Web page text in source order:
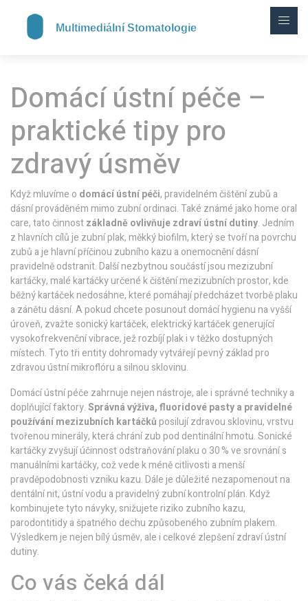
Domácí ústní péče –
praktické tipy pro
zdravý úsměv
Když mluvíme o domácí ústní péči,pravidelném čištění zubů a
dásní prováděném mimo zubní ordinaci. Také známé jakohome oral
care, tato činnostzákladně ovlivňuje zdraví ústní dutiny. Jedním
z hlavních cílů je zubní plak,měkký biofilm, který se tvoří na povrchu
zubů a je hlavní příčinou zubního kazu a onemocnění dásní
pravidelně odstranit. Další nezbytnou součástí jsoumezizubní
kartáčky,malé kartáčky určené k čištění mezizubních prostor, kde
běžný kartáček nedosáhne, které pomáhají předcházet tvorbě plaku
a zánětu dásní. A pokud chcete posunout domácí hygienu na vyšší
úroveň, zvažte sonický kartáček, elektrický kartáček generující
vysokofrekvenční vibrace, jež rozbíjí plak i v těžko dostupných
místech. Tyto tři entity dohromady vytvářejí pevný základ pro
zdravou ústní mikroflóru a silnou sklovinu.
Domácí ústní péče zahrnuje nejen nástroje, ale i správné techniky a
doplňující faktory.Správná výživa, fluoridové pasty a pravidelné
používání mezizubních kartáčkůposilujízdravou sklovinu,vrstvu
tvořenou minerály, která chrání zub pod dentinální hmotu. Sonické
kartáčky zvyšují účinnost odstraňování plaku o 30 % ve srovnání s
manuálními kartáčky, což vede k méně citlivosti a menší
pravděpodobnosti vzniku kazu. Dále je důležité nezapomenout na
dentální nit, ústní vodu a pravidelný zubní kontrolní plán. Když
kombinujete tyto návyky, snižujete riziko zubního kazu,
parodontitidy a špatného dechu způsobeného zubním plakem.
Výsledkem je nejen bílý úsměv, ale i celkové zlepšení zdraví ústní
dutiny.
Co vás čeká dál